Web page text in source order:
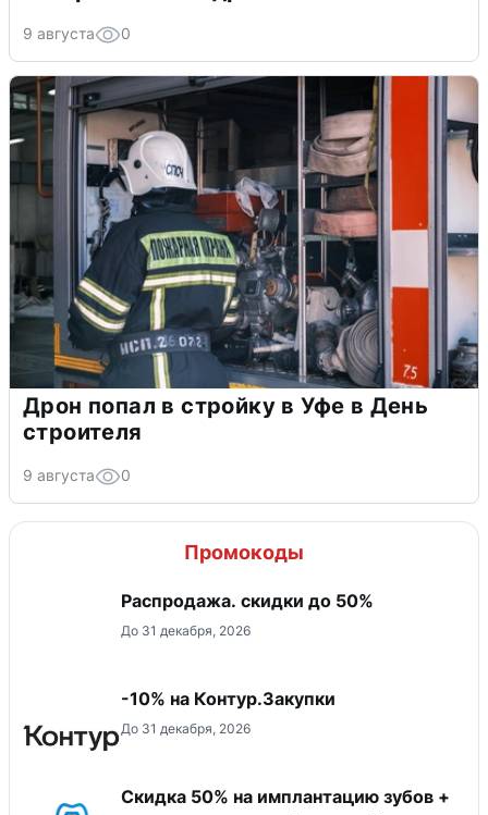
9 августа 0
Дрон попал в стройку в Уфе в День
строителя
9 августа 0
Промокоды
Распродажа. скидки до 50%
До 31 декабря, 2026
-10% на Контур.Закупки
До 31 декабря, 2026
Скидка 50% на имплантацию зубов +